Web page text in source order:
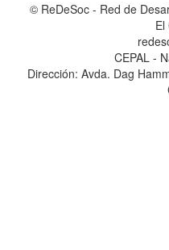
© ReDeSoc - Red de
El
CEPAL -
Dirección: Avda. Dag